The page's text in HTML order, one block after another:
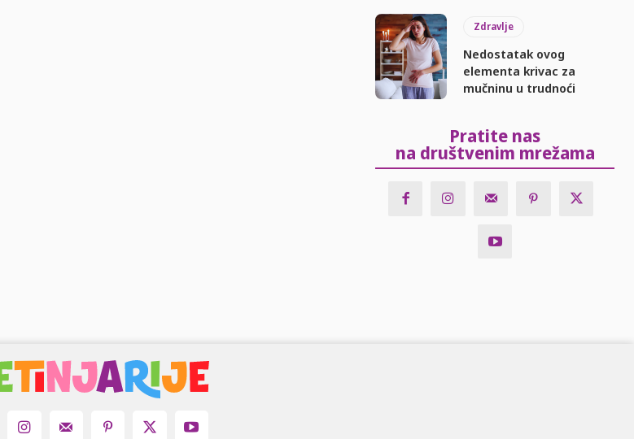
Zdravlje
Nedostatak ovog
elementa krivac za
mučninu u trudnoći
Pratite nas
na društvenim mrežama